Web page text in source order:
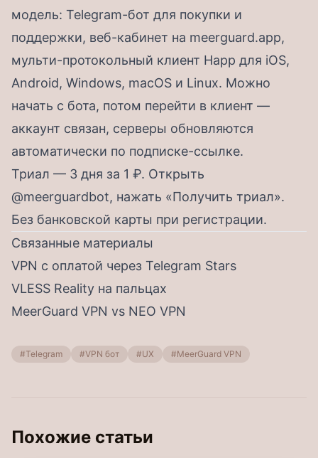
модель: Telegram-бот для покупки и
поддержки, веб-кабинет на meerguard.app,
мульти-протокольный клиент Happ для iOS,
Android, Windows, macOS и Linux. Можно
начать с бота, потом перейти в клиент —
аккаунт связан, серверы обновляются
автоматически по подписке-ссылке.
Триал — 3 дня за 1 ₽. Открыть
@meerguardbot, нажать «Получить триал».
Без банковской карты при регистрации.
Связанные материалы
VPN с оплатой через Telegram Stars
VLESS Reality на пальцах
MeerGuard VPN vs NEO VPN
#Telegram #VPN бот #UX #MeerGuard VPN
Похожие статьи